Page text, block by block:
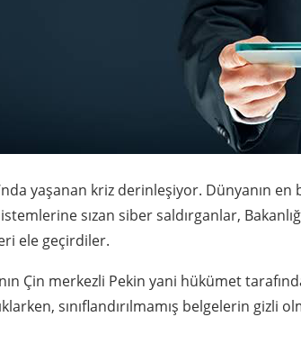
yaşanan kriz derinleşiyor. Dünyanın
sızan siber saldırganlar,
ele geçirdiler.
Çin merkezli Pekin yani hükümet
sınıflandırılmamış belgelerin gizli